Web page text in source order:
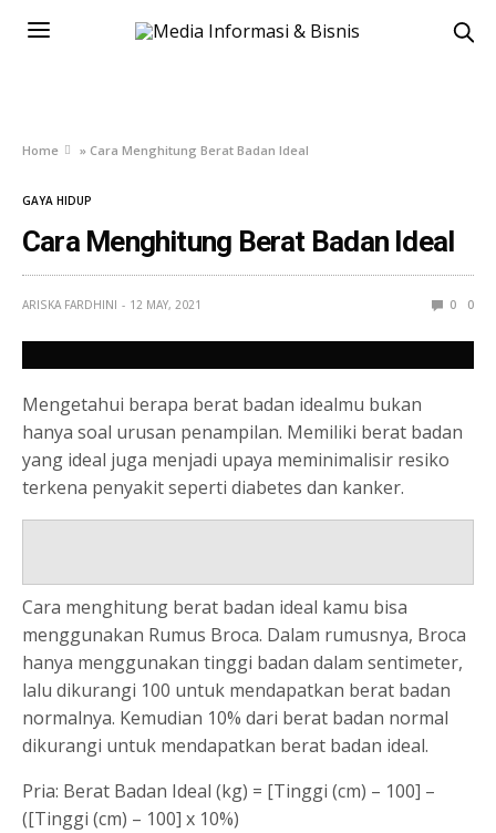
Home » Cara Menghitung Berat Badan Ideal
GAYA HIDUP
Cara Menghitung Berat Badan Ideal
ARISKA FARDHINI 12 MAY, 2021 0 0
Mengetahui berapa berat badan idealmu bukan
hanya soal urusan penampilan. Memiliki berat badan
yang ideal juga menjadi upaya meminimalisir resiko
terkena penyakit seperti diabetes dan kanker.
Cara menghitung berat badan ideal kamu bisa
menggunakan Rumus Broca. Dalam rumusnya, Broca
hanya menggunakan tinggi badan dalam sentimeter,
lalu dikurangi 100 untuk mendapatkan berat badan
normalnya. Kemudian 10% dari berat badan normal
dikurangi untuk mendapatkan berat badan ideal.
Pria: Berat Badan Ideal (kg) = [Tinggi (cm) – 100] –
([Tinggi (cm) – 100] x 10%)